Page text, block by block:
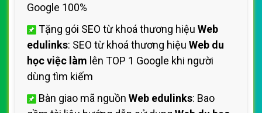
Google 100%
Tặng gói SEO từ khoá thương hiệu Web
edulinks: SEO từ khoá thương hiệu Web du
học việc làm lên TOP 1 Google khi người
dùng tìm kiếm
Bàn giao mã nguồn Web edulinks: Bao